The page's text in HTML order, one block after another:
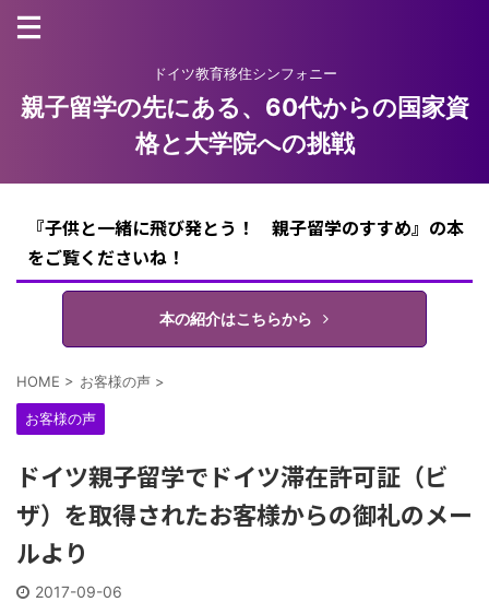
ドイツ教育移住シンフォニー
親子留学の先にある、60代からの国家資
格と大学院への挑戦
『子供と一緒に飛び発とう！ 親子留学のすすめ』の本
をご覧くださいね！
本の紹介はこちらから
HOME > お客様の声 >
お客様の声
ドイツ親子留学でドイツ滞在許可証（ビ
ザ）を取得されたお客様からの御礼のメー
ルより
2017-09-06